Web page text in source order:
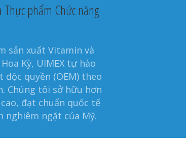
phẩm Chức năng
sản xuất Vitamin và
Kỳ, UIMEX tự hào
độc quyền (OEM) theo
Chúng tôi sở hữu hơn
đạt chuẩn quốc tế
nghiêm ngặt của Mỹ.